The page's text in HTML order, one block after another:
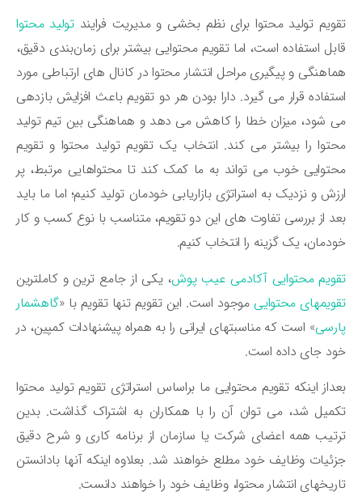
تولید محتوا برای نظم بخشی و مدیریت فرایندتولید محتوا
استفاده است، اما تقویم محتوایی بیشتر برای زمان‌بندی دقیق،
و پیگیری مراحل انتشار محتوا در کانال‌ های ارتباطی مورد
قرار می ‌گیرد. دارا بودن هر دو تقویم باعث افزایش بازدهی
شود، میزان خطا را کاهش می ‌دهد و هماهنگی بین تیم تولید
را بیشتر می‌ کند. انتخاب یک تقویم تولید محتوا و تقویم
خوب می ‌تواند به ما کمک کند تا محتواهایی مرتبط، پر
و نزدیک به استراتژی بازاریابی خودمان تولید کنیم؛ اما ما باید
از بررسی تفاوت‌ های این دو تقویم، متناسب با نوع کسب و کار
یک گزینه را انتخاب کنیم.
محتوایی آکادمی عیب پوش، یکی از جامع ترین و کاملترین
محتواییموجود است. این تقویم تنها تقویم با «گاهشمار
» است که مناسبتهای ایرانی را به همراه پیشنهادات کمپین، در
جای داده است.
اینکه تقویم محتوایی ما براساس استراتژی تقویم تولید محتوا
شد، می توان آن را با همکاران به اشتراک گذاشت. بدین
همه اعضای شرکت یا سازمان از برنامه کاری و شرح دقیق
وظایف خود مطلع خواهند شد. بعلاوه اینکه آنها بادانستن
انتشار محتوا، وظایف خود را خواهند دانست.